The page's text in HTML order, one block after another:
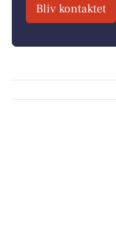
Bliv kontaktet